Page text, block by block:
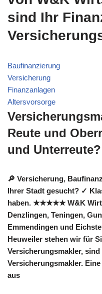
sind Ihr
Baufinanzierung
Versicherung
Finanzanlagen
Altersvorsorge
Reute und
und Unterreute?
🔎 Versicherung,
Ihrer Stadt gesucht? ✓
haben. ★★★★★ W&K
Denzlingen, Teningen,
Emmendingen und
Heuweiler stehen wir für
Versicherungsmakler,
Versicherungsmakler.
aus